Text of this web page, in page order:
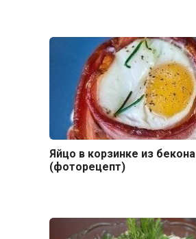
Яйцо в корзинке из бекона
(фоторецепт)